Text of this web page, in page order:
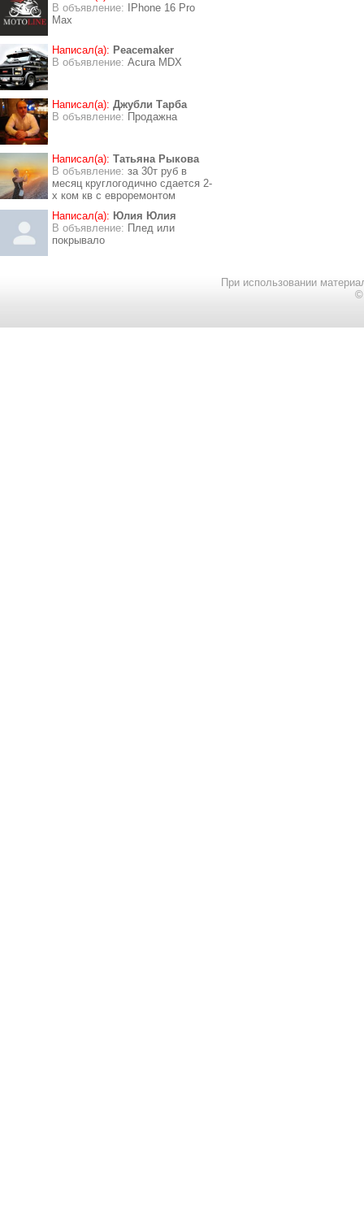
В объявление:
IPhone 16 Pro
Max
Написал(а): Peacemaker
В объявление: Acura MDX
Написал(а): Джубли Тарба
В объявление: Продажна
Написал(а): Татьяна Рыкова
В объявление: за 30т руб в
месяц круглогодично сдается 2-
х ком кв с евроремонтом
Написал(а): Юлия Юлия
В объявление: Плед или
покрывало
При использовании